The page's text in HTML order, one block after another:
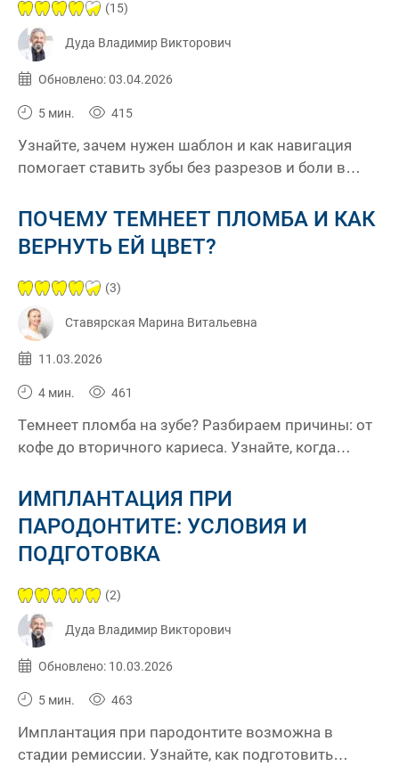
Дуда Владимир Викторович
(15)
Опубликовано:
03.04.2026
Обновлено: 03.04.2026
5 мин. 415
Узнайте, зачем нужен шаблон и как навигация
помогает ставить зубы без разрезов и боли в
ПОЧЕМУ ТЕМНЕЕТ ПЛОМБА И КАК
ВЕРНУТЬ ЕЙ ЦВЕТ?
Ставярская Марина Витальевна
(3)
Опубликовано:
11.03.2026
4 мин. 461
Темнеет пломба на зубе? Разбираем причины: от
кофе до вторичного кариеса. Узнайте, когда
Запишитесь на диагностику!
ИМПЛАНТАЦИЯ ПРИ
ПАРОДОНТИТЕ: УСЛОВИЯ И
ПОДГОТОВКА
Дуда Владимир Викторович
(2)
Опубликовано:
10.03.2026
Обновлено: 10.03.2026
5 мин. 463
Имплантация при пародонтите возможна в
стадии ремиссии. Узнайте, как подготовить